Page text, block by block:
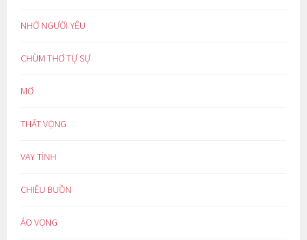
NHỚ NGƯỜI YÊU
CHÙM THƠ TỰ SỰ
MƠ
THẤT VỌNG
VAY TÌNH
CHIỀU BUỒN
ẢO VỌNG